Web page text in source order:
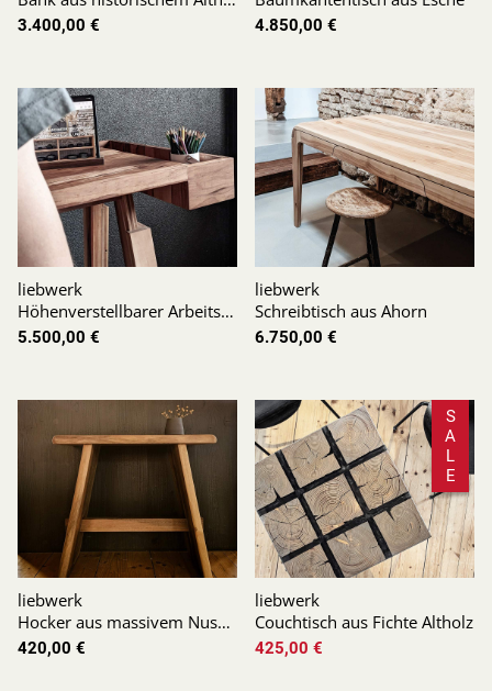
3.400,00 € 4.850,00 €
liebwerk
Höhenverstellbarer Arbeitstisch aus Birne
5.500,00 €
liebwerk
Schreibtisch aus Ahorn
6.750,00 €
liebwerk
Hocker aus massivem Nussbaum
420,00 €
S
A
L
E
liebwerk
Couchtisch aus Fichte Altholz
425,00 €